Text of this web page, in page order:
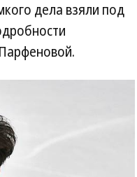
дела взяли под